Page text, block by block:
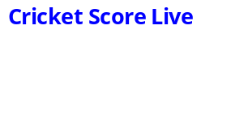
Cricket Score Live